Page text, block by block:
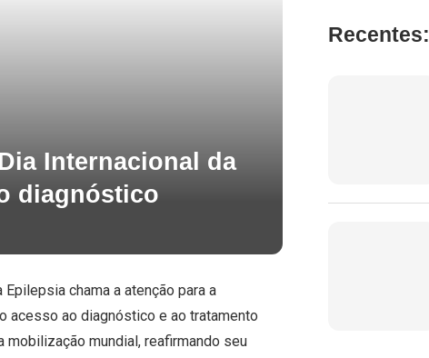
Internacional da
diagnóstico
chama a atenção para a
acesso ao diagnóstico e ao tratamento
mundial, reafirmando seu
Recentes: